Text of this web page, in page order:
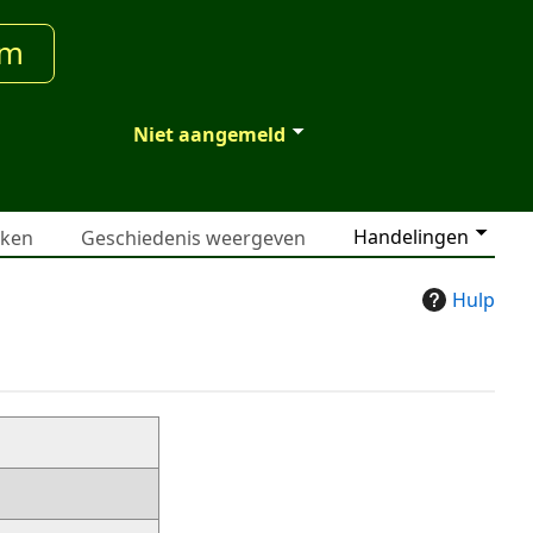
Niet aangemeld
Handelingen
Geschiedenis weergeven
Hulp